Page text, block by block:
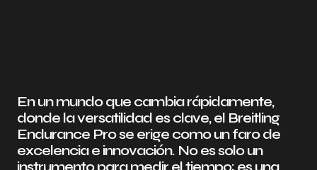
En un mundo que cambia rápidamente,
donde la versatilidad es clave, el Breitling
Endurance Pro se erige como un faro de
excelencia e innovación. No es solo un